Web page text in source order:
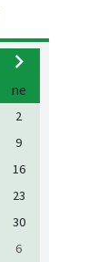
ne
2
9
16
23
30
6